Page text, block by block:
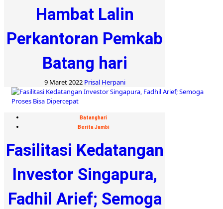
Hambat Lalin
Perkantoran Pemkab
Batang hari
9 Maret 2022 Prisal Herpani
Batanghari
Berita Jambi
Fasilitasi Kedatangan
Investor Singapura,
Fadhil Arief; Semoga